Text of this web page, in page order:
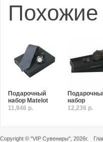
Похожие
Подарочный
набор Matelot
11,946 р.
набор
12,236 р.
Copyright © "VIP Сувениры" , 2026г.